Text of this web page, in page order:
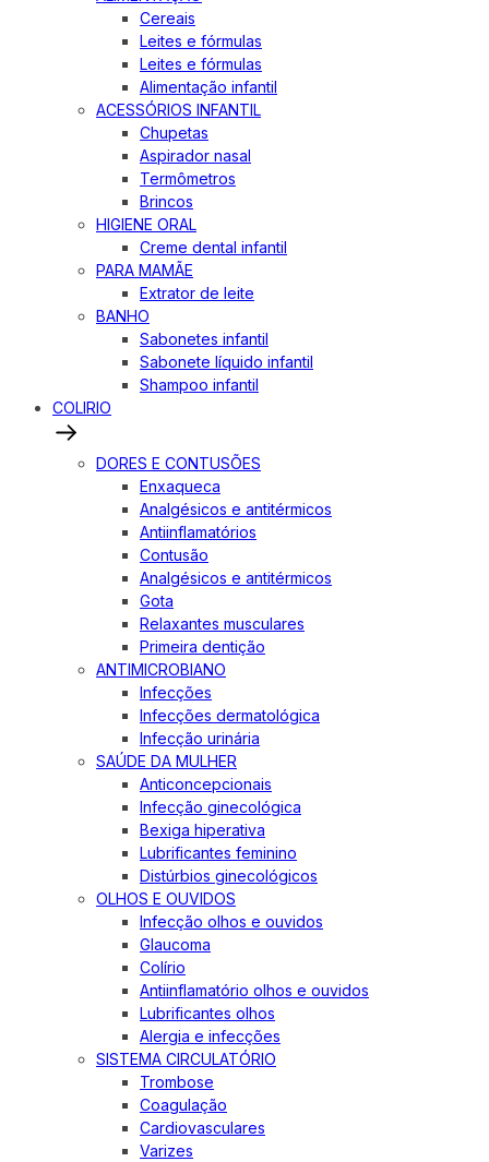
Cereais
Leites e fórmulas
Leites e fórmulas
Alimentação infantil
ACESSÓRIOS INFANTIL
Chupetas
Aspirador nasal
Termômetros
Brincos
HIGIENE ORAL
Creme dental infantil
PARA MAMÃE
Extrator de leite
BANHO
Sabonetes infantil
Sabonete líquido infantil
Shampoo infantil
COLIRIO
DORES E CONTUSÕES
Enxaqueca
Analgésicos e antitérmicos
Antiinflamatórios
Contusão
Analgésicos e antitérmicos
Gota
Relaxantes musculares
Primeira dentição
ANTIMICROBIANO
Infecções
Infecções dermatológica
Infecção urinária
SAÚDE DA MULHER
Anticoncepcionais
Infecção ginecológica
Bexiga hiperativa
Lubrificantes feminino
Distúrbios ginecológicos
OLHOS E OUVIDOS
Infecção olhos e ouvidos
Glaucoma
Colírio
Antiinflamatório olhos e ouvidos
Lubrificantes olhos
Alergia e infecções
SISTEMA CIRCULATÓRIO
Trombose
Coagulação
Cardiovasculares
Varizes